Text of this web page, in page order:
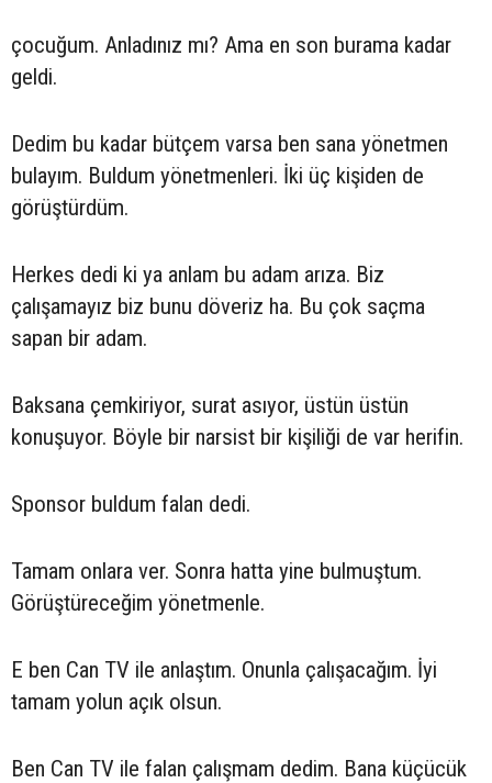
çocuğum. Anladınız mı? Ama en son burama kadar
geldi.
Dedim bu kadar bütçem varsa ben sana yönetmen
bulayım. Buldum yönetmenleri. İki üç kişiden de
görüştürdüm.
Herkes dedi ki ya anlam bu adam arıza. Biz
çalışamayız biz bunu döveriz ha. Bu çok saçma
sapan bir adam.
Baksana çemkiriyor, surat asıyor, üstün üstün
konuşuyor. Böyle bir narsist bir kişiliği de var herifin.
Sponsor buldum falan dedi.
Tamam onlara ver. Sonra hatta yine bulmuştum.
Görüştüreceğim yönetmenle.
E ben Can TV ile anlaştım. Onunla çalışacağım. İyi
tamam yolun açık olsun.
Ben Can TV ile falan çalışmam dedim. Bana küçücük